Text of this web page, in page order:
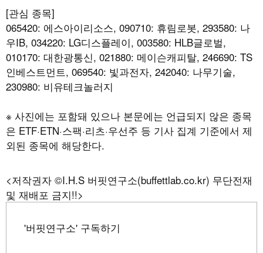
[관심 종목]
065420: 에스아이리소스, 090710: 휴림로봇, 293580: 나
우IB, 034220: LG디스플레이, 003580: HLB글로벌,
010170: 대한광통신, 021880: 메이슨캐피탈, 246690: TS
인베스트먼트, 069540: 빛과전자, 242040: 나무기술,
230980: 비유테크놀러지
※ 사진에는 포함돼 있으나 본문에는 언급되지 않은 종목
은 ETF·ETN·스팩·리츠·우선주 등 기사 집계 기준에서 제
외된 종목에 해당한다.
<저작권자 ©I.H.S 버핏연구소(buffettlab.co.kr) 무단전재
및 재배포 금지!!>
'버핏연구소' 구독하기